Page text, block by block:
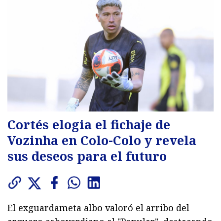
Cortés elogia el fichaje de
Vozinha en Colo-Colo y revela
sus deseos para el futuro
El exguardameta albo valoró el arribo del